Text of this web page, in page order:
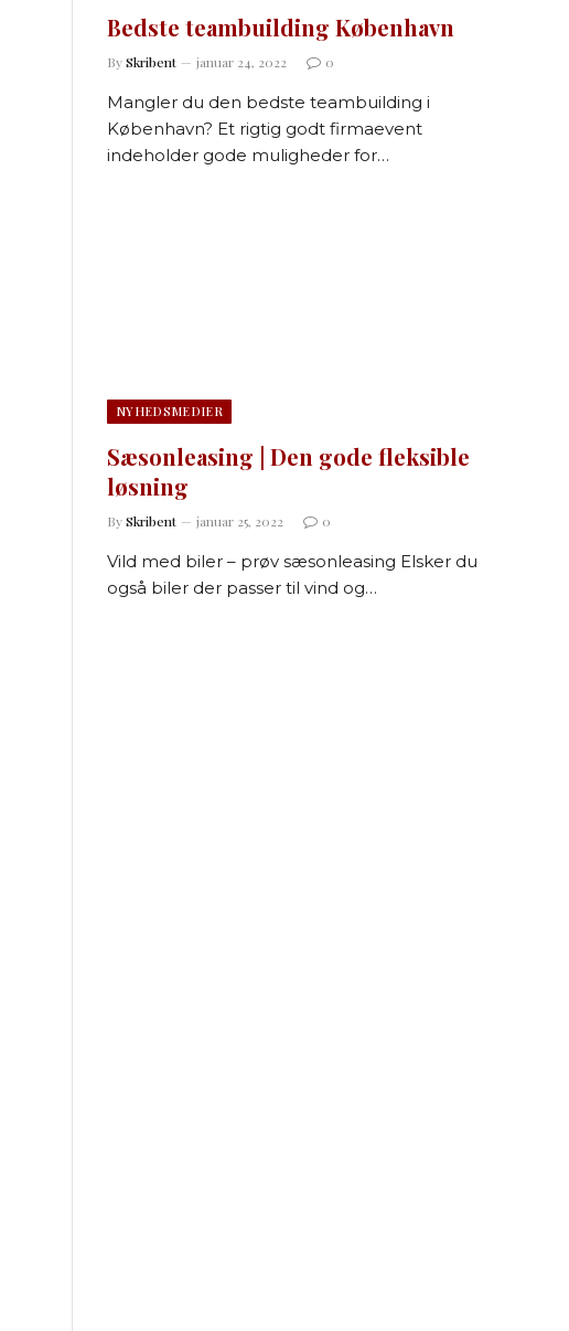
Bedste teambuilding København
BySkribent januar 24, 2022 0
Mangler du den bedste teambuilding i
København? Et rigtig godt firmaevent
indeholder gode muligheder for…
NYHEDSMEDIER
Sæsonleasing | Den gode fleksible
løsning
BySkribent januar 25, 2022 0
Vild med biler – prøv sæsonleasing Elsker du
også biler der passer til vind og…